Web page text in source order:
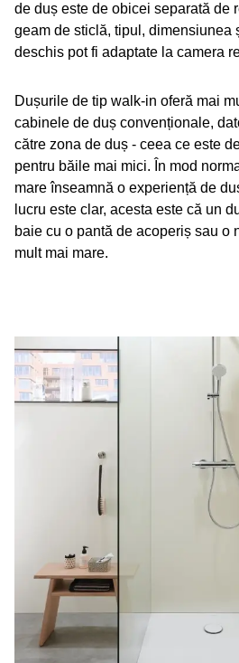
de duș este de obicei separată de
geam de sticlă, tipul, dimensiunea
deschis pot fi adaptate la camera
Dușurile de tip walk-in oferă mai
cabinele de duș convenționale,
către zona de duș - ceea ce este
pentru băile mai mici. În mod
mare înseamnă o experiență de
lucru este clar, acesta este că un
baie cu o pantă de acoperiș sau o
mult mai mare.